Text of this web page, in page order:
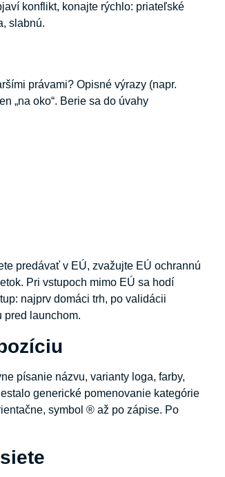
konflikt, konajte rýchlo: priateľské
slabnú.
právami? Opisné výrazy (napr.
„na oko“. Berie sa do úvahy
predávať v EÚ, zvažujte EÚ ochrannú
Pri vstupoch mimo EÚ sa hodí
najprv domáci trh, po validácii
pred launchom.
písanie názvu, varianty loga, farby,
generické pomenovanie kategórie
symbol ® až po zápise. Po